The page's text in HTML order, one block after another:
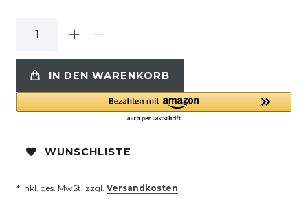
IN DEN WARENKORB
WUNSCHLISTE
* inkl. ges. MwSt. zzgl. Versandkosten